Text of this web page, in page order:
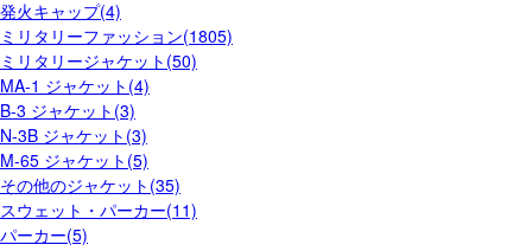
発火キャップ(4)
ミリタリーファッション(1805)
ミリタリージャケット(50)
MA-1 ジャケット(4)
B-3 ジャケット(3)
N-3B ジャケット(3)
M-65 ジャケット(5)
その他のジャケット(35)
スウェット・パーカー(11)
パーカー(5)